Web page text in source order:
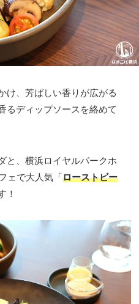
け、芳ばしい香りが広がる
るディップソースを絡めて
と、横浜ロイヤルパークホ
ェで大人気「ローストビー
！